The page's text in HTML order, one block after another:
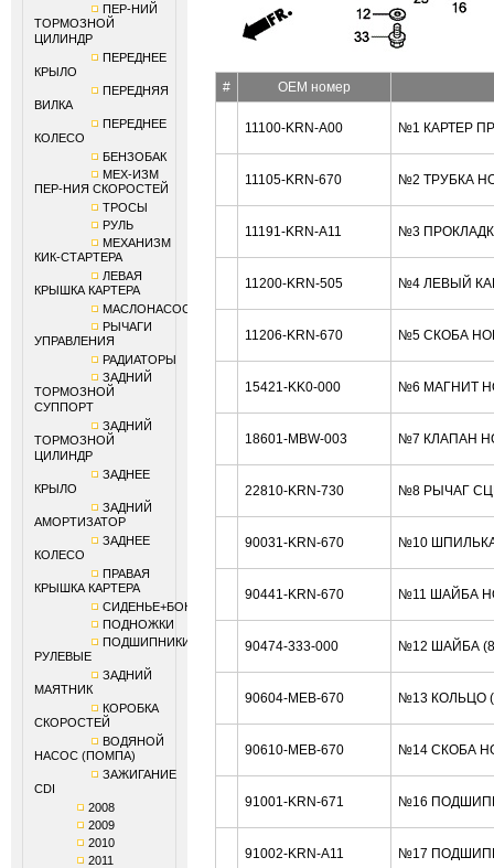
ПЕР-НИЙ
ТОРМОЗНОЙ
ЦИЛИНДР
ПЕРЕДНЕЕ
КРЫЛО
ПЕРЕДНЯЯ
ВИЛКА
ПЕРЕДНЕЕ
КОЛЕСО
БЕНЗОБАК
МЕХ-ИЗМ
ПЕР-НИЯ СКОРОСТЕЙ
ТРОСЫ
РУЛЬ
МЕХАНИЗМ
КИК-СТАРТЕРА
ЛЕВАЯ
КРЫШКА КАРТЕРА
МАСЛОНАСОС
РЫЧАГИ
УПРАВЛЕНИЯ
РАДИАТОРЫ
ЗАДНИЙ
ТОРМОЗНОЙ
СУППОРТ
ЗАДНИЙ
ТОРМОЗНОЙ
ЦИЛИНДР
ЗАДНЕЕ
КРЫЛО
ЗАДНИЙ
АМОРТИЗАТОР
ЗАДНЕЕ
КОЛЕСО
ПРАВАЯ
КРЫШКА КАРТЕРА
СИДЕНЬЕ+БОКОВИНЫ
ПОДНОЖКИ
ПОДШИПНИКИ
РУЛЕВЫЕ
ЗАДНИЙ
МАЯТНИК
КОРОБКА
СКОРОСТЕЙ
ВОДЯНОЙ
НАСОС (ПОМПА)
ЗАЖИГАНИЕ
CDI
2008
2009
2010
2011
# OEM номер
11100-KRN-A00 №1 КАРТЕР
11105-KRN-670 №2 ТРУБКА
11191-KRN-A11 №3
11200-KRN-505 №4 ЛЕВЫЙ
11206-KRN-670 №5 СКОБА
15421-KK0-000 №6 МАГНИТ
18601-MBW-003 №7 КЛАПАН
22810-KRN-730 №8 РЫЧАГ
90031-KRN-670 №10 ШПИЛЬКА
90441-KRN-670 №11 ШАЙБА
90474-333-000 №12 ШАЙБА
90604-MEB-670 №13 КОЛЬЦО
90610-MEB-670 №14 СКОБА
91001-KRN-671 №16
91002-KRN-A11 №17